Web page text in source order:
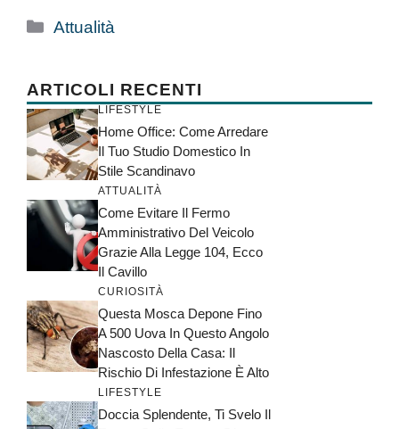
Categorie
Attualità
ARTICOLI RECENTI
LIFESTYLE
Home Office: Come Arredare
Il Tuo Studio Domestico In
Stile Scandinavo
ATTUALITÀ
Come Evitare Il Fermo
Amministrativo Del Veicolo
Grazie Alla Legge 104, Ecco
Il Cavillo
CURIOSITÀ
Questa Mosca Depone Fino
A 500 Uova In Questo Angolo
Nascosto Della Casa: Il
Rischio Di Infestazione È Alto
LIFESTYLE
Doccia Splendente, Ti Svelo Il